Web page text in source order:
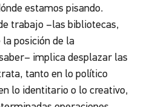
estamos pisando.
trabajo –las bibliotecas,
posición de la
implica desplazar las
tanto en lo político
lo identitario o lo creativo,